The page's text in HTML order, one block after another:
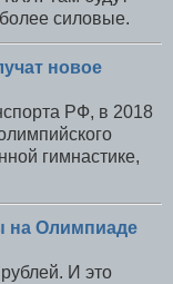
силовые.
новое
РФ, в 2018
гимнастике,
на Олимпиаде
И это